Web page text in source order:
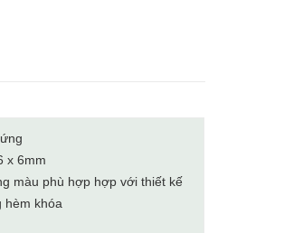
x 6mm
màu phù hợp hợp với thiết kế
hèm khóa